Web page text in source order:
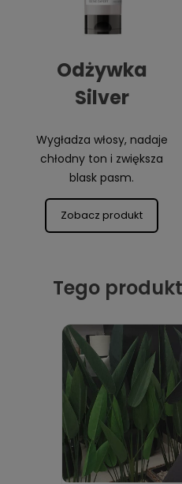
Odżywka
Silver
Wygładza włosy, nadaje
chłodny ton i zwiększa
blask pasm.
Zobacz produkt
Tego